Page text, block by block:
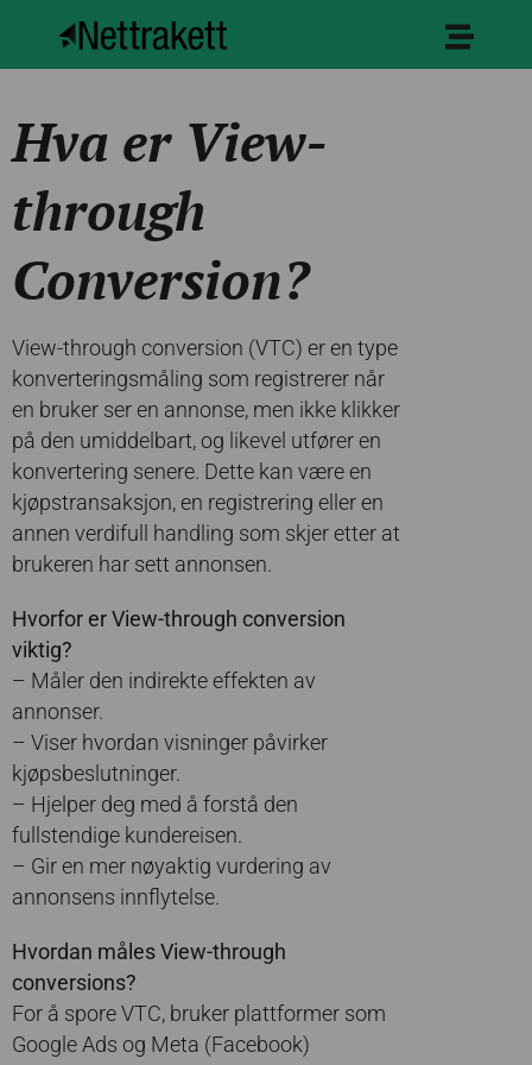
Hva er View-
through
Conversion?
View-through conversion (VTC) er en type
konverteringsmåling som registrerer når
en bruker ser en annonse, men ikke klikker
på den umiddelbart, og likevel utfører en
konvertering senere. Dette kan være en
kjøpstransaksjon, en registrering eller en
annen verdifull handling som skjer etter at
brukeren har sett annonsen.
Hvorfor er View-through conversion
viktig?
– Måler den indirekte effekten av
annonser.
– Viser hvordan visninger påvirker
kjøpsbeslutninger.
– Hjelper deg med å forstå den
fullstendige kundereisen.
– Gir en mer nøyaktig vurdering av
annonsens innflytelse.
Hvordan måles View-through
conversions?
For å spore VTC, bruker plattformer som
Google Ads og Meta (Facebook)